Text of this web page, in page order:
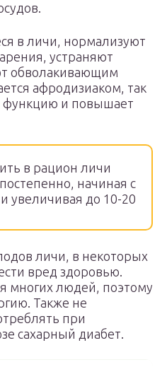
в личи, нормализуют
устраняют
обволакивающим
афродизиаком, так
функцию и повышает
в рацион личи
начиная с
увеличивая до 10-20
личи, в некоторых
вред здоровью.
многих людей, поэтому
Также не
при
сахарный диабет.